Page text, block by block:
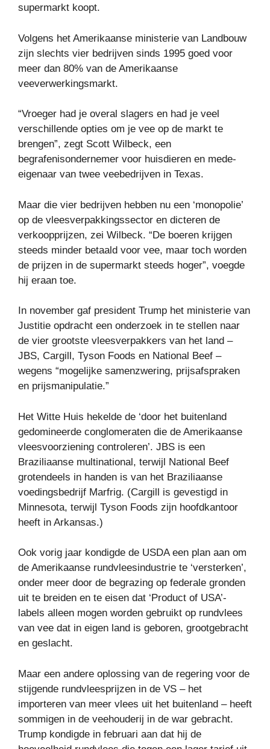
supermarkt koopt.
Volgens het Amerikaanse ministerie van Landbouw
zijn slechts vier bedrijven sinds 1995 goed voor
meer dan 80% van de Amerikaanse
veeverwerkingsmarkt.
“Vroeger had je overal slagers en had je veel
verschillende opties om je vee op de markt te
brengen”, zegt Scott Wilbeck, een
begrafenisondernemer voor huisdieren en mede-
eigenaar van twee veebedrijven in Texas.
Maar die vier bedrijven hebben nu een ‘monopolie’
op de vleesverpakkingssector en dicteren de
verkoopprijzen, zei Wilbeck. “De boeren krijgen
steeds minder betaald voor vee, maar toch worden
de prijzen in de supermarkt steeds hoger”, voegde
hij eraan toe.
In november gaf president Trump het ministerie van
Justitie opdracht een onderzoek in te stellen naar
de vier grootste vleesverpakkers van het land –
JBS, Cargill, Tyson Foods en National Beef –
wegens “mogelijke samenzwering, prijsafspraken
en prijsmanipulatie.”
Het Witte Huis hekelde de ‘door het buitenland
gedomineerde conglomeraten die de Amerikaanse
vleesvoorziening controleren’. JBS is een
Braziliaanse multinational, terwijl National Beef
grotendeels in handen is van het Braziliaanse
voedingsbedrijf Marfrig. (Cargill is gevestigd in
Minnesota, terwijl Tyson Foods zijn hoofdkantoor
heeft in Arkansas.)
Ook vorig jaar kondigde de USDA een plan aan om
de Amerikaanse rundvleesindustrie te ‘versterken’,
onder meer door de begrazing op federale gronden
uit te breiden en te eisen dat ‘Product of USA’-
labels alleen mogen worden gebruikt op rundvlees
van vee dat in eigen land is geboren, grootgebracht
en geslacht.
Maar een andere oplossing van de regering voor de
stijgende rundvleesprijzen in de VS – het
importeren van meer vlees uit het buitenland – heeft
sommigen in de veehouderij in de war gebracht.
Trump kondigde in februari aan dat hij de